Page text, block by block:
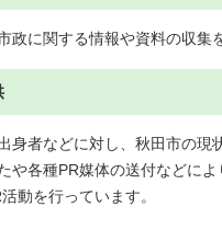
に関する情報や資料の収集
身者などに対し、秋田市の現
や各種PR媒体の送付などに
動を行っています。